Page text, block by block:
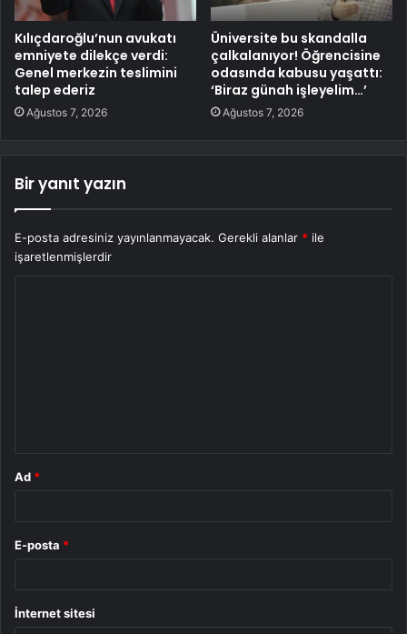
Kılıçdaroğlu’nun avukatı
emniyete dilekçe verdi:
Genel merkezin teslimini
talep ederiz
Ağustos 7, 2026
Üniversite bu skandalla
çalkalanıyor! Öğrencisine
odasında kabusu yaşattı:
‘Biraz günah işleyelim…’
Ağustos 7, 2026
Bir yanıt yazın
E-posta adresiniz yayınlanmayacak. Gerekli alanlar * ile
işaretlenmişlerdir
Ad *
E-posta *
İnternet sitesi